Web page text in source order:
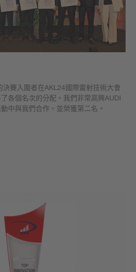
賽入圍者在AKL24國際雷射技術大會
各個名次的分配。我們非常高興AUDI
中與我們合作，並榮獲第二名。